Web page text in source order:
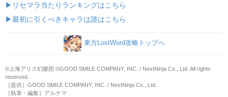
▶リセマラ当たりランキングはこちら
▶最初に引くべきキャラは誰はこちら
東方LostWord攻略トップへ
©上海アリス幻樂団 ©GOOD SMILE COMPANY, INC. / NextNinja Co., Ltd. All rights
reserved.
［提供］GOOD SMILE COMPANY, INC. / NextNinja Co., Ltd.
［執筆・編集］アルテマ